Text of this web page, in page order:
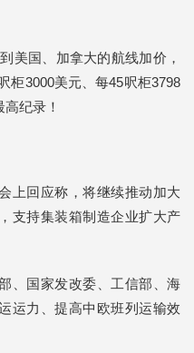
美国、加拿大的航线加价，
柜3000美元、每45呎柜3798
纪录！
上回应称，将继续推动加大
支持集装箱制造企业扩大产
、国家发改委、工信部、海
运力、提高中欧班列运输效